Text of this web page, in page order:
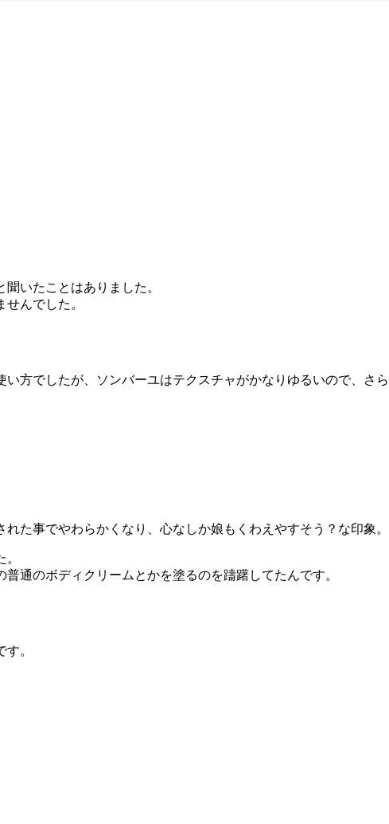
いたことはありました。
んでした。
方でしたが、ソンバーユはテクスチャがかなりゆるいので、さら
た事でやわらかくなり、心なしか娘もくわえやすそう？な印象。
通のボディクリームとかを塗るのを躊躇してたんです。
。